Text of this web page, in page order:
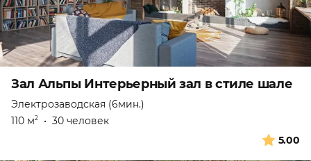
Зал Альпы Интерьерный зал в стиле шале
Электрозаводская (6мин.)
110 м2 • 30 человек
5.00